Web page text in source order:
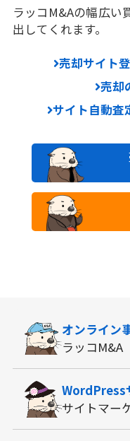
ラッコM&Aの幅広い
出してくれます。
売却サイト
売却
サイト自動査
オンライン
ラッコM&A
WordPress
サイトマー